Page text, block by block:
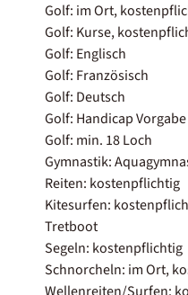
Golf: im Ort,
Golf: Kurse,
Golf: Englisch
Golf: Französisch
Golf: Deutsch
Golf: Handicap
Golf: min. 18 Loch
Gymnastik:
Reiten: kostenpflichtig
Kitesurfen:
Tretboot
Segeln: kostenpflichtig
Schnorcheln: im Ort,